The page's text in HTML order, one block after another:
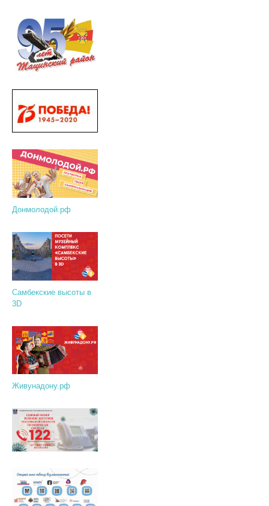
Донмолодой.рф
Самбекские высоты в
3D
Живунадону.рф